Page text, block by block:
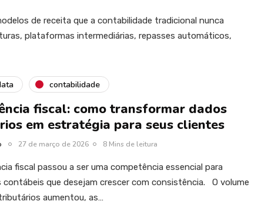
de receita que a contabilidade tradicional nunca
plataformas intermediárias, repasses automáticos,
contabilidade
fiscal: como transformar dados
em estratégia para seus clientes
27 de março de 2026 8 Mins de leitura
fiscal passou a ser uma competência essencial para
contábeis que desejam crescer com consistência. O volume
aumentou, as…